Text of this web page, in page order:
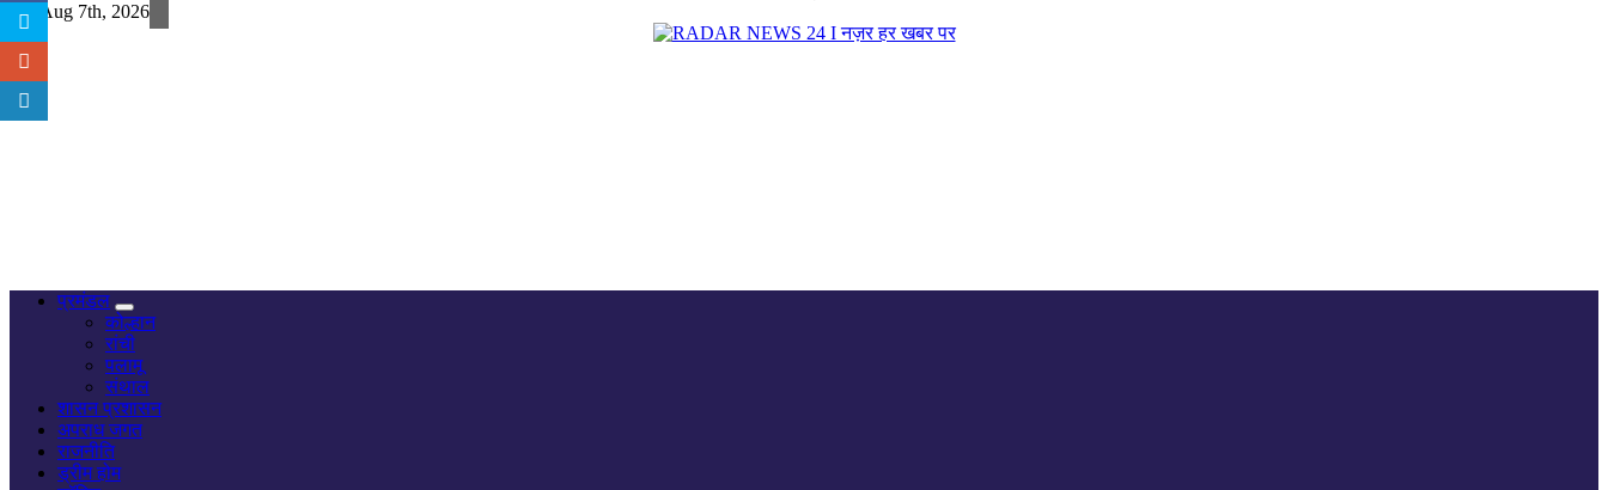
Fri. Aug 7th, 2026
नज़र हर खबर पर
प्रमंडल
कोल्हान
रांची
पलामू
संथाल
शासन प्रशासन
अपराध जगत
राजनीति
ड्रीम होम